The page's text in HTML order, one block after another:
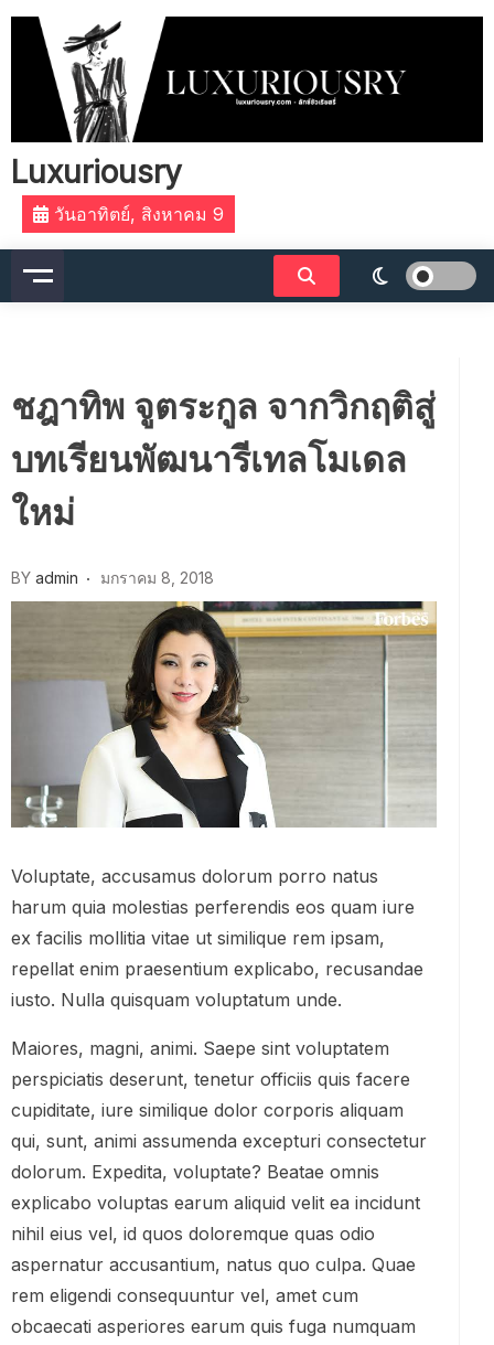
Skip
content
Luxuriousry
วันอาทิตย์, สิงหาคม 9
ชฎาทิพ จูตระกูล จากวิกฤติสู่
บทเรียนพัฒนารีเทลโมเดล
ใหม่
BY admin มกราคม 8, 2018
Voluptate, accusamus dolorum porro natus
harum quia molestias perferendis eos quam iure
ex facilis mollitia vitae ut similique rem ipsam,
repellat enim praesentium explicabo, recusandae
iusto. Nulla quisquam voluptatum unde.
Maiores, magni, animi. Saepe sint voluptatem
perspiciatis deserunt, tenetur officiis quis facere
cupiditate, iure similique dolor corporis aliquam
qui, sunt, animi assumenda excepturi consectetur
dolorum. Expedita, voluptate? Beatae omnis
explicabo voluptas earum aliquid velit ea incidunt
nihil eius vel, id quos doloremque quas odio
aspernatur accusantium, natus quo culpa. Quae
rem eligendi consequuntur vel, amet cum
obcaecati asperiores earum quis fuga numquam